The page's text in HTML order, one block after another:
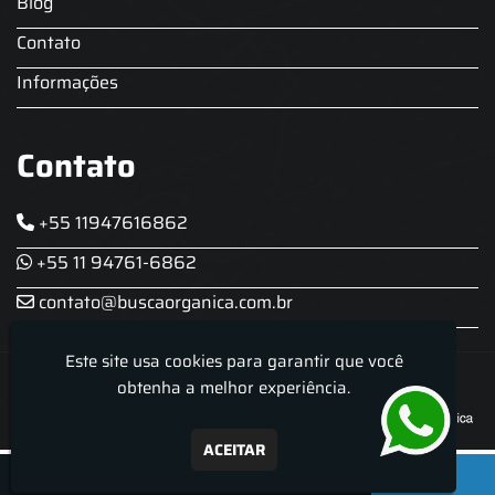
Contato
Informações
Contato
+55 11947616862
+55 11 94761-6862
contato@buscaorganica.com.br
Roda do Chopp - Aluguel De Chopeira
Este site usa cookies para garantir que você
obtenha a melhor experiência.
ACEITAR